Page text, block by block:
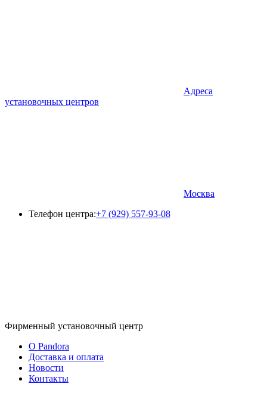
Адреса
установочных центров
Москва
Телефон центра:+7 (929) 557-93-08
Фирменный установочный центр
O Pandora
Доставка и оплата
Новости
Контакты